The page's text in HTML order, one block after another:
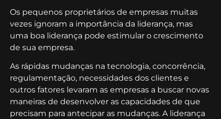
Os pequenos proprietários de empresas muitas
vezes ignoram a importância da liderança, mas
uma boa liderança pode estimular o crescimento
de sua empresa.
As rápidas mudanças na tecnologia, concorrência,
regulamentação, necessidades dos clientes e
outros fatores levaram as empresas a buscar novas
maneiras de desenvolver as capacidades de que
precisam para antecipar as mudanças. A liderança